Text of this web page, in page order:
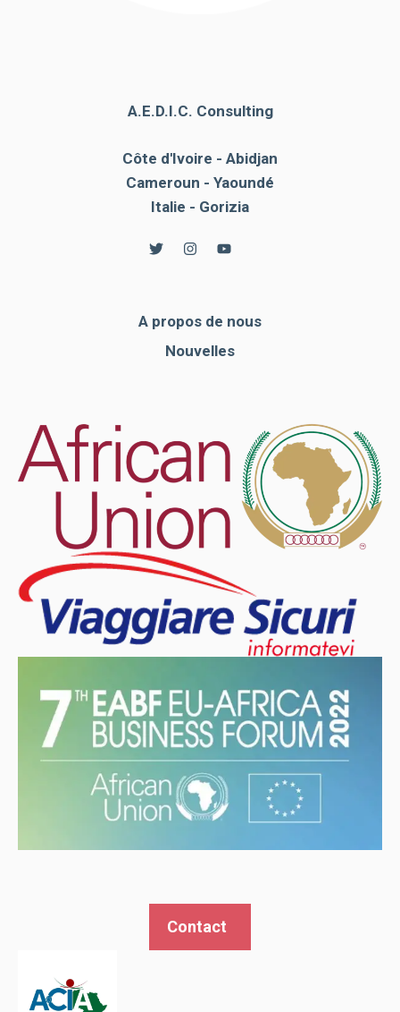
A.E.D.I.C. Consulting
Côte d'Ivoire - Abidjan
Cameroun - Yaoundé
Italie - Gorizia
A propos de nous
Nouvelles
Contact